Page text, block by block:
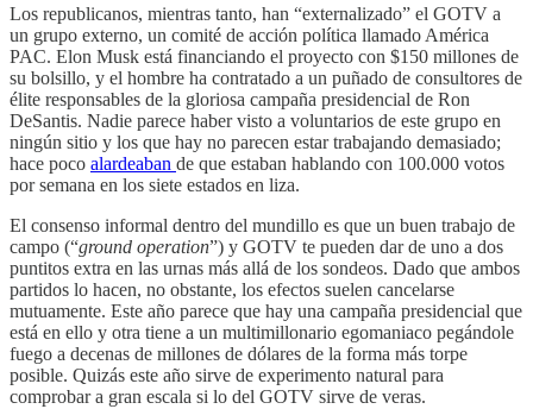
Los republicanos, mientras tanto, han “externalizado” el GOTV a
un grupo externo, un comité de acción política llamado América
PAC. Elon Musk está financiando el proyecto con $150 millones de
su bolsillo, y el hombre ha contratado a un puñado de consultores de
élite responsables de la gloriosa campaña presidencial de Ron
DeSantis. Nadie parece haber visto a voluntarios de este grupo en
ningún sitio y los que hay no parecen estar trabajando demasiado;
hace poco alardeaban de que estaban hablando con 100.000 votos
por semana en los siete estados en liza.
El consenso informal dentro del mundillo es que un buen trabajo de
campo (“ground operation”) y GOTV te pueden dar de uno a dos
puntitos extra en las urnas más allá de los sondeos. Dado que ambos
partidos lo hacen, no obstante, los efectos suelen cancelarse
mutuamente. Este año parece que hay una campaña presidencial que
está en ello y otra tiene a un multimillonario egomaniaco pegándole
fuego a decenas de millones de dólares de la forma más torpe
posible. Quizás este año sirve de experimento natural para
comprobar a gran escala si lo del GOTV sirve de veras.